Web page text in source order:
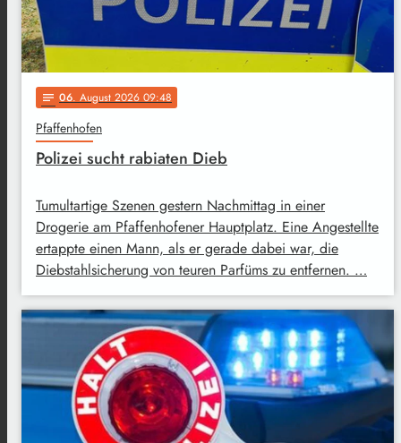
notes 06. August 2026 09:48
Pfaffenhofen
Polizei sucht rabiaten Dieb
Tumultartige Szenen gestern Nachmittag in einer
Drogerie am Pfaffenhofener Hauptplatz. Eine Angestellte
ertappte einen Mann, als er gerade dabei war, die
Diebstahlsicherung von teuren Parfüms zu entfernen. …